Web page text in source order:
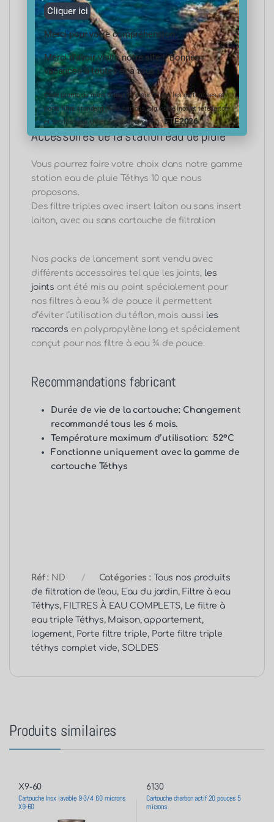
Il conviens cela dit d’utiliser un purificateur UV
afin de stériliser votre et de la rendre exempt de
toutes bactéries ou virus potentiellement
présent dans votre eau, pour cela nous avons
développé en collaboration avecAlfaaune
station de purification de l’eau,station
Ecostream 2.
Accessoires de la station eau de pluie
Vous pourrez faire votre choix dans notre gamme
station eau de pluie Téthys 10 que nous
proposons.
Des filtre triples avec insert laiton ou sans insert
laiton, avec ou sans cartouche de filtration
Nos packs de lancement sont vendu avec
différents accessoires tel que les joints, les
joints ont été mis au point spécialement pour
nos filtres à eau ¾ de pouce il permettent
d’éviter l’utilisation du téflon, mais aussi les
raccords en polypropylène long et spécialement
conçut pour nos filtre à eau ¾ de pouce.
Recommandations fabricant
Durée de vie de la cartouche: Changement
recommandé tous les 6 mois.
Température maximum d’utilisation: 52°C
Fonctionne uniquement avec la gamme de
cartouche Téthys
Réf : ND Catégories :
Tous nos produits
de filtration de l'eau, Eau du jardin, Filtre à eau
Téthys, FILTRES À EAU COMPLETS,
Le filtre à
eau triple Téthys, Maison, appartement,
logement, Porte filtre triple, Porte filtre triple
téthys complet vide, SOLDES
Produits similaires
X9-60
Cartouche Inox lavable 9-3/4 60 microns
X9-60
6130
Cartouche charbon actif 20 pouces 5
microns
Cliquer ici
Merci pour votre compréhension
Merci d’avoir visité notre site ! Bonnes
vacances à toutes et à tous !
Code promo du mois d’aout 10% sur toutes les cartouches et
porte filtre standard (hors cartons, big, carte inox et tête laiton
et stérilisateur UV et ses accessoires) :ÉTÉ2026